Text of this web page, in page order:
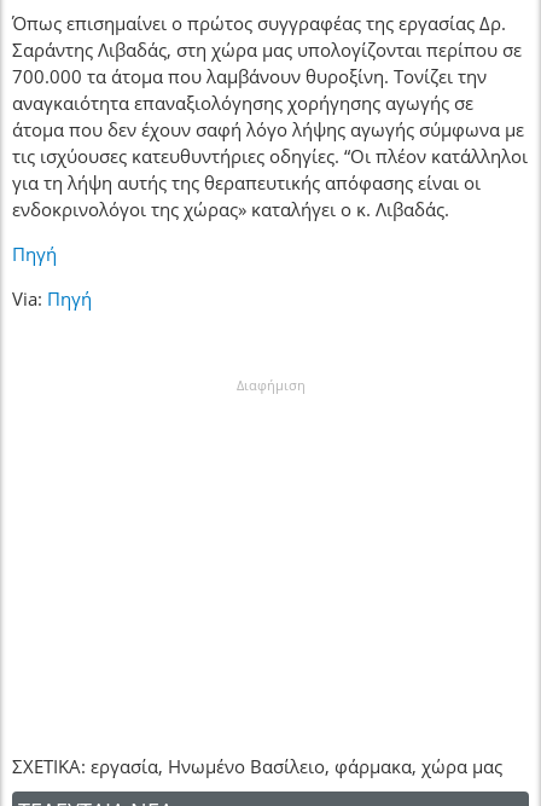
Όπως επισημαίνει ο πρώτος συγγραφέας της εργασίας Δρ.
Σαράντης Λιβαδάς, στη χώρα μας υπολογίζονται περίπου σε
700.000 τα άτομα που λαμβάνουν θυροξίνη. Τονίζει την
αναγκαιότητα επαναξιολόγησης χορήγησης αγωγής σε
άτομα που δεν έχουν σαφή λόγο λήψης αγωγής σύμφωνα με
τις ισχύουσες κατευθυντήριες οδηγίες. “Οι πλέον κατάλληλοι
για τη λήψη αυτής της θεραπευτικής απόφασης είναι οι
ενδοκρινολόγοι της χώρας» καταλήγει ο κ. Λιβαδάς.
Πηγή
Via: Πηγή
Διαφήμιση
ΣΧΕΤΙΚΑ: εργασία, Ηνωμένο Βασίλειο, φάρμακα, χώρα μας